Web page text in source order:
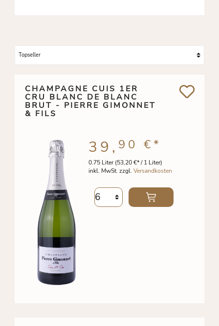
CHAMPAGNE CUIS 1ER
CRU BLANC DE BLANC
BRUT - PIERRE GIMONNET
& FILS
0.75 Liter(53,20 €* / 1 Liter)
inkl. MwSt. zzgl. Versandkosten
39, 90 €*